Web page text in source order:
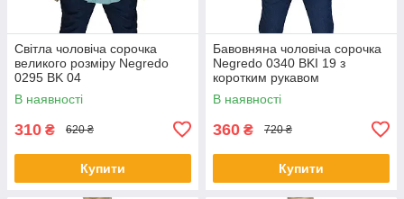
Світла чоловіча сорочка
великого розміру Negredo
0295 BK 04
В наявності
310 ₴ 620 ₴
Купити
Бавовняна чоловіча сорочка
Negredo 0340 BKI 19 з
коротким рукавом
В наявності
360 ₴ 720 ₴
Купити